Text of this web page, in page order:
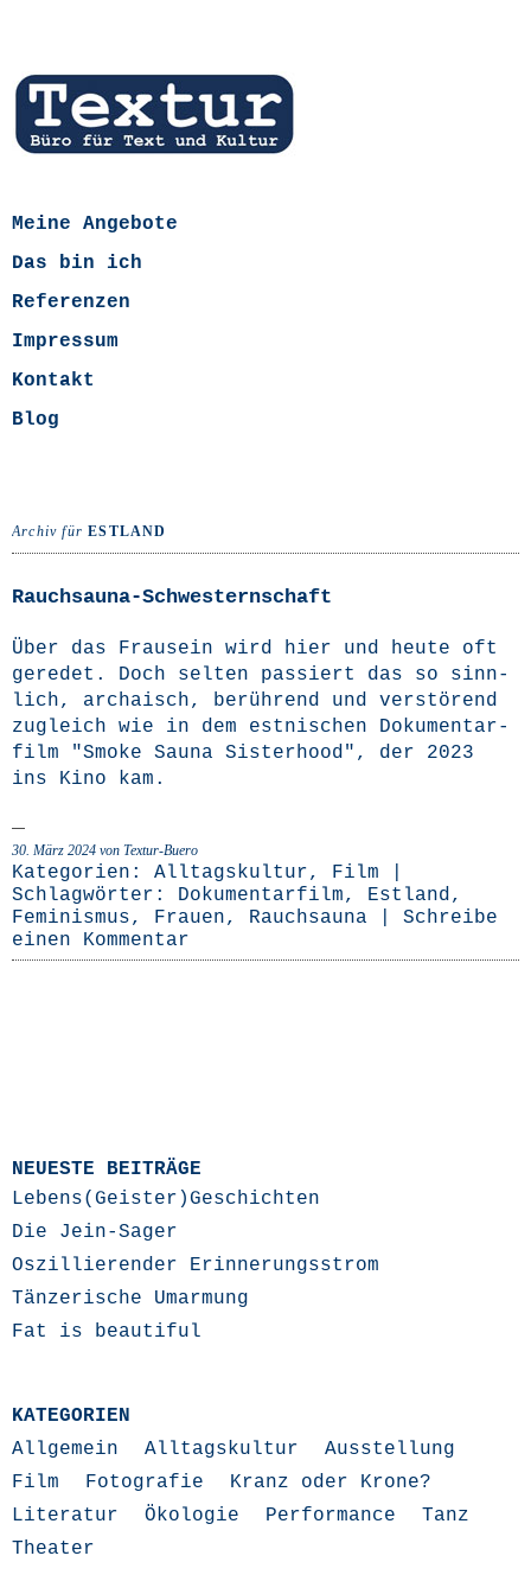
Meine Angebote
Das bin ich
Referenzen
Impressum
Kontakt
Blog
Archiv fürESTLAND
Rauchsauna-Schwesternschaft
Über das Frau­sein wird hier und heu­te oft
gere­det. Doch sel­ten pas­siert das so sinn­
lich, archa­isch, berüh­rend und ver­stö­rend
zugleich wie in dem est­ni­schen Doku­men­tar­
film "Smo­ke Sau­na Sis­ter­hood", der 2023
ins Kino kam.
30. März 2024 von Textur-Buero
Kategorien: Alltagskultur, Film
Schlagwörter: Dokumentarfilm, Estland,
Feminismus, Frauen, Rauchsauna
Schreibe
einen Kommentar
NEUESTE BEITRÄGE
Lebens(Geister)Geschichten
Die Jein-Sager
Oszillierender Erinnerungsstrom
Tänzerische Umarmung
Fat is beautiful
KATEGORIEN
Allgemein
Alltagskultur
Ausstellung
Film
Fotografie
Kranz oder Krone?
Literatur
Ökologie Performance
Tanz
Theater